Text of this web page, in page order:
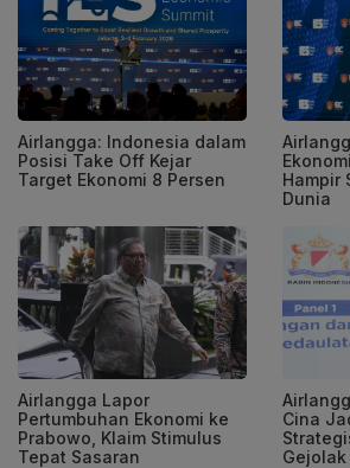
Airlangga: Indonesia dalam
Posisi Take Off Kejar
Target Ekonomi 8 Persen
Hampir
Dunia
Airlangga Lapor
Pertumbuhan Ekonomi ke
Prabowo, Klaim Stimulus
Tepat Sasaran
Cina